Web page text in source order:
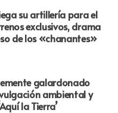
su artillería para el
exclusivos, drama
de los «chanantes»
galardonado
ambiental y
la Tierra’